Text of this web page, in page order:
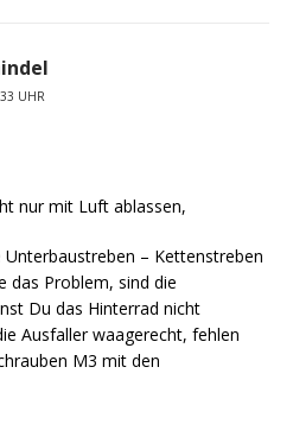
UHR
nur mit Luft ablassen,
Unterbaustreben – Kettenstreben
Problem, sind die
Du das Hinterrad nicht
Ausfaller waagerecht, fehlen
M3 mit den